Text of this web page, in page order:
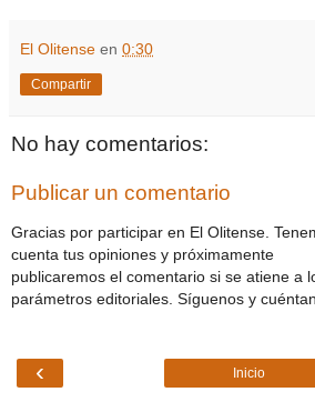
El Olitense en 0:30
Compartir
No hay comentarios:
Publicar un comentario
Gracias por participar en El Olitense.
cuenta tus opiniones y próximamente
publicaremos el comentario si se atiene a
parámetros editoriales. Síguenos y
‹ Inicio